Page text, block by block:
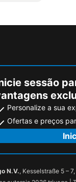
sessão
Personalize a sua
Ofertas e preços
N.V., Kesselstraße 5 –